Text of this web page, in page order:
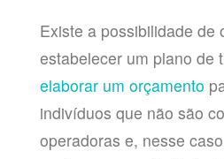
Existe a possibilidade de
estabelecer um plano de
elaborar um orçamento
indivíduos que não são
operadoras e, nesse